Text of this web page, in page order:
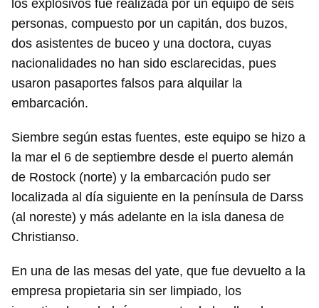
los explosivos fue realizada por un equipo de seis
personas, compuesto por un capitán, dos buzos,
dos asistentes de buceo y una doctora, cuyas
nacionalidades no han sido esclarecidas, pues
usaron pasaportes falsos para alquilar la
embarcación.
Siembre según estas fuentes, este equipo se hizo a
la mar el 6 de septiembre desde el puerto alemán
de Rostock (norte) y la embarcación pudo ser
localizada al día siguiente en la península de Darss
(al noreste) y más adelante en la isla danesa de
Christianso.
En una de las mesas del yate, que fue devuelto a la
empresa propietaria sin ser limpiado, los